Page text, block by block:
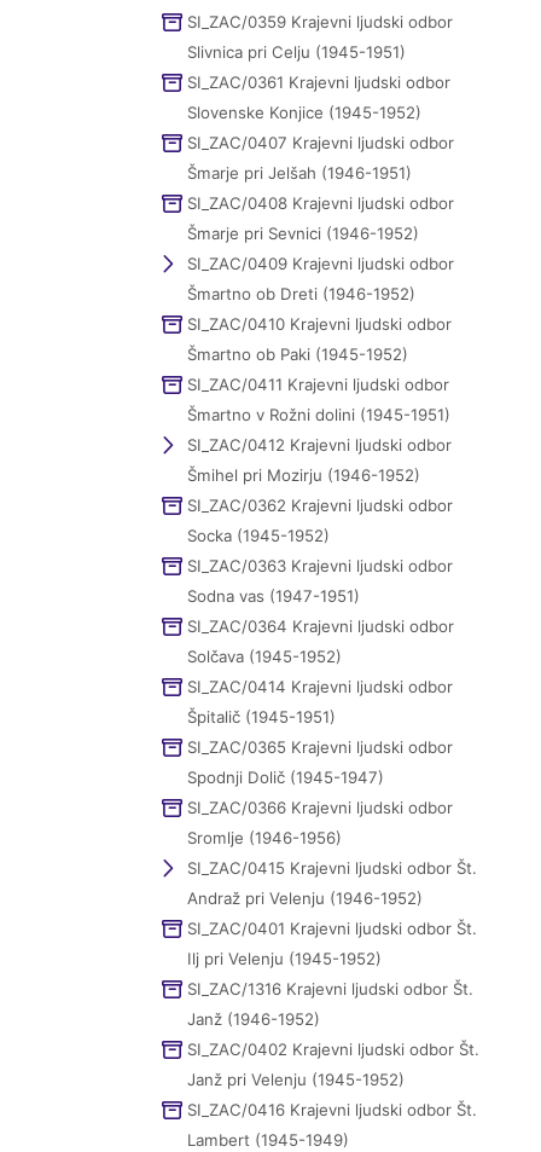
SI_ZAC/0359 Krajevni ljudski odbor
Slivnica pri Celju (1945-1951)
SI_ZAC/0361 Krajevni ljudski odbor
Slovenske Konjice (1945-1952)
SI_ZAC/0407 Krajevni ljudski odbor
Šmarje pri Jelšah (1946-1951)
SI_ZAC/0408 Krajevni ljudski odbor
Šmarje pri Sevnici (1946-1952)
SI_ZAC/0409 Krajevni ljudski odbor
Šmartno ob Dreti (1946-1952)
SI_ZAC/0410 Krajevni ljudski odbor
Šmartno ob Paki (1945-1952)
SI_ZAC/0411 Krajevni ljudski odbor
Šmartno v Rožni dolini (1945-1951)
SI_ZAC/0412 Krajevni ljudski odbor
Šmihel pri Mozirju (1946-1952)
SI_ZAC/0362 Krajevni ljudski odbor
Socka (1945-1952)
SI_ZAC/0363 Krajevni ljudski odbor
Sodna vas (1947-1951)
SI_ZAC/0364 Krajevni ljudski odbor
Solčava (1945-1952)
SI_ZAC/0414 Krajevni ljudski odbor
Špitalič (1945-1951)
SI_ZAC/0365 Krajevni ljudski odbor
Spodnji Dolič (1945-1947)
SI_ZAC/0366 Krajevni ljudski odbor
Sromlje (1946-1956)
SI_ZAC/0415 Krajevni ljudski odbor Št.
Andraž pri Velenju (1946-1952)
SI_ZAC/0401 Krajevni ljudski odbor Št.
Ilj pri Velenju (1945-1952)
SI_ZAC/1316 Krajevni ljudski odbor Št.
Janž (1946-1952)
SI_ZAC/0402 Krajevni ljudski odbor Št.
Janž pri Velenju (1945-1952)
SI_ZAC/0416 Krajevni ljudski odbor Št.
Lambert (1945-1949)